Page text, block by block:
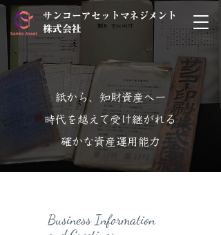
サンコーアセットマネジメント
株式会社
紙から、知財資産へー
時代を越えて受け継がれる
確かな資産運用能力
Business Information